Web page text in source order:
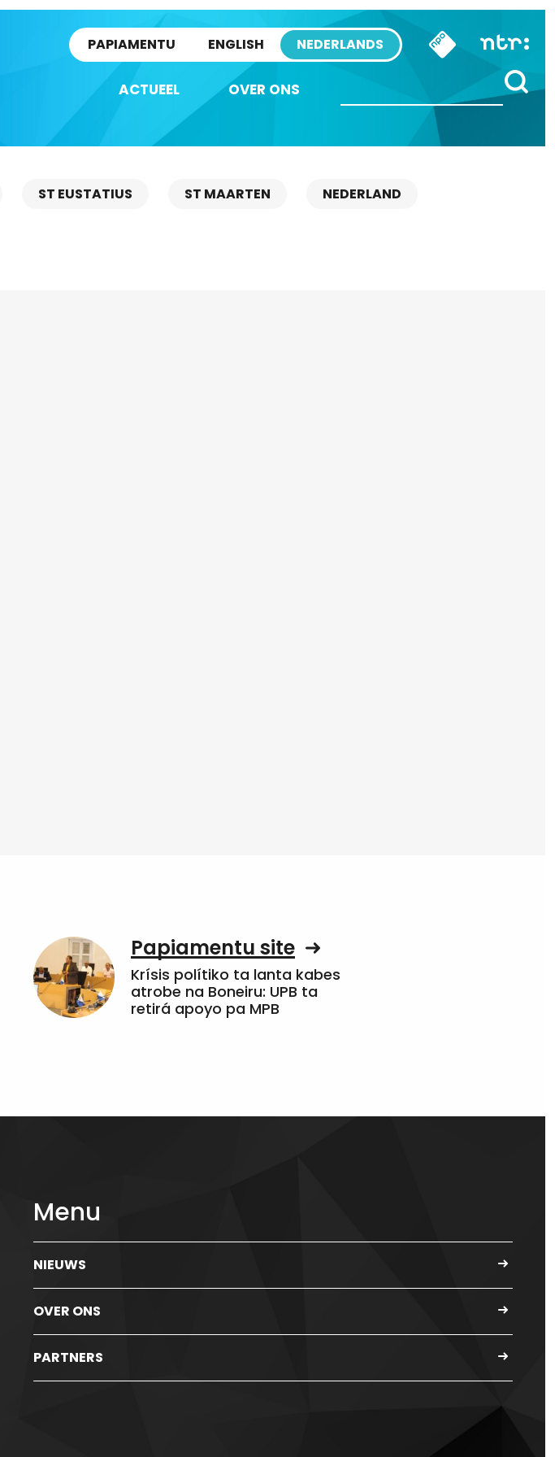
PAPIAMENTU ENGLISH NEDERLANDS
ACTUEEL OVER ONS
ST EUSTATIUS ST MAARTEN NEDERLAND
Papiamentu site
Krísis polítiko ta lanta kabes
atrobe na Boneiru: UPB ta
retirá apoyo pa MPB
Menu
NIEUWS
OVER ONS
PARTNERS